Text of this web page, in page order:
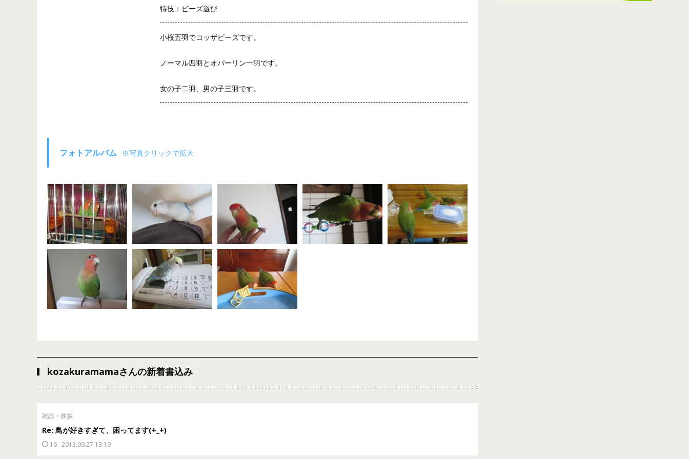
特技：ビーズ遊び
小桜五羽でコッザピーズです。
ノーマル四羽とオパーリン一羽です。
女の子二羽、男の子三羽です。
フォトアルバム ※写真クリックで拡大
kozakuramamaさんの新着書込み
雑談・挨拶
Re: 鳥が好きすぎて、困ってます(+_+)
16 2013.09.27 13:19